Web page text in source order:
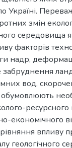
Україні.
змін
середовища
факторів
надр,
забруднення
вод,
обумовлюють
ресурсного
економічного
впливу
геологічного